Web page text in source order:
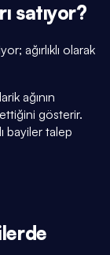
satıyor?
ağırlıklı olarak
ağının
gösterir.
bayiler talep